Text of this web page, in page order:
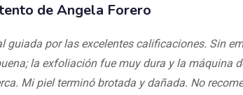
de Angela Forero
guiada por las excelentes calificaciones. Sin
la exfoliación fue muy dura y la máquina
Mi piel terminó brotada y dañada. No